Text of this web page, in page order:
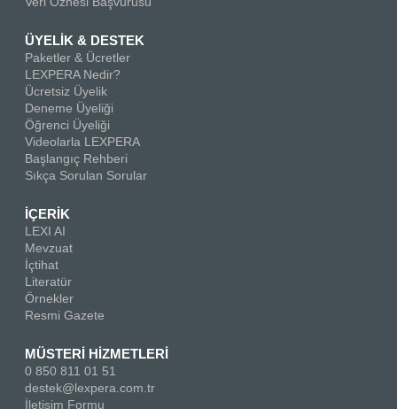
ÜYELİK & DESTEK
Paketler & Ücretler
LEXPERA Nedir?
Ücretsiz Üyelik
Deneme Üyeliği
Öğrenci Üyeliği
Videolarla LEXPERA
Başlangıç Rehberi
Sıkça Sorulan Sorular
İÇERİK
LEXI AI
Mevzuat
İçtihat
Literatür
Örnekler
Resmi Gazete
MÜSTERİ HİZMETLERİ
0 850 811 01 51
destek@lexpera.com.tr
İletişim Formu